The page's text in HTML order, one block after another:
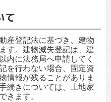
て
産登記法に基づき、建物
す。建物滅失登記は、建
内に法務局へ申請してく
を行わない場合、固定資
情報が残ることがありま
きについては、土地家
きます。